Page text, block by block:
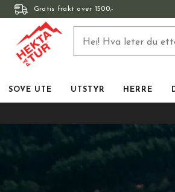
Gratis frakt over 1500,-
SOVE UTE UTSTYR HERRE